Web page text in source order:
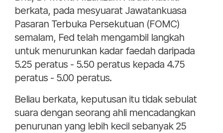
berkata, pada mesyuarat Jawatankuasa
Pasaran Terbuka Persekutuan (FOMC)
semalam, Fed telah mengambil langkah
untuk menurunkan kadar faedah daripada
5.25 peratus - 5.50 peratus kepada 4.75
peratus - 5.00 peratus.
Beliau berkata, keputusan itu tidak sebulat
suara dengan seorang ahli mencadangkan
penurunan yang lebih kecil sebanyak 25